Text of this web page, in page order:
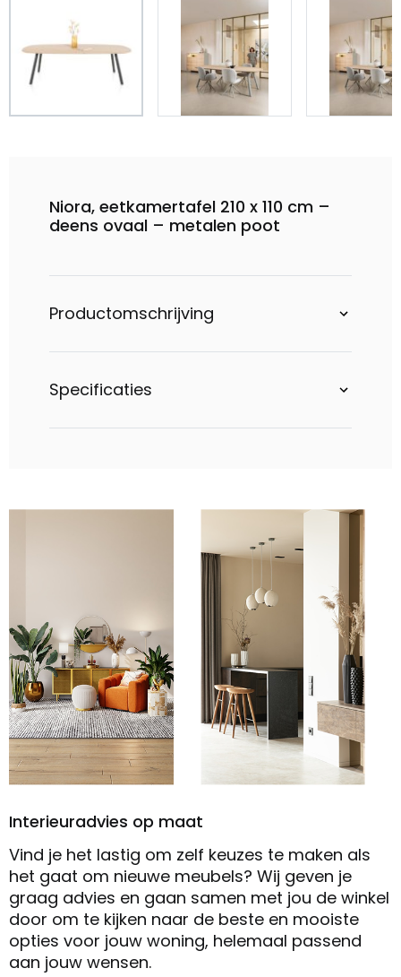
Niora, eetkamertafel 210 x 110 cm –
deens ovaal – metalen poot
Productomschrijving
Specificaties
Interieuradvies op maat
Vind je het lastig om zelf keuzes te maken als
het gaat om nieuwe meubels? Wij geven je
graag advies en gaan samen met jou de winkel
door om te kijken naar de beste en mooiste
opties voor jouw woning, helemaal passend
aan jouw wensen.